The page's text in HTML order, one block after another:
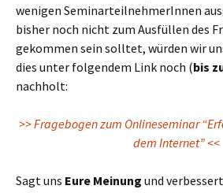
wenigen SeminarteilnehmerInnen
bisher noch nicht zum Ausfüllen des
gekommen sein solltet, würden wir
dies unter folgendem Link noch (bis
nachholt:
>> Fragebogen zum Onlineseminar
dem Internet” <<
Sagt uns Eure Meinung und